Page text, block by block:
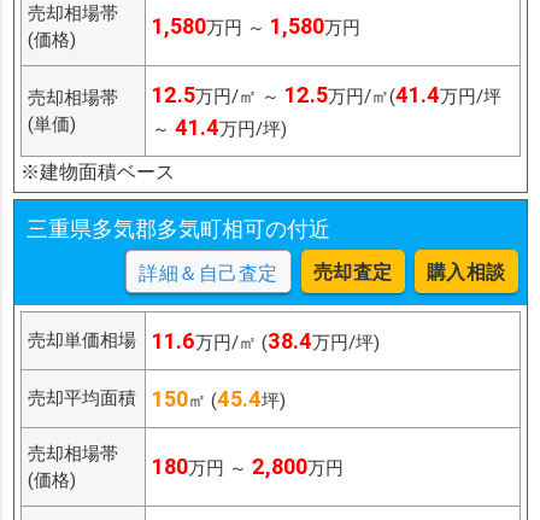
売却相場帯
(価格)
1,580万円 ～ 1,580万円
売却相場帯
(単価)
12.5万円/㎡ ～ 12.5万円/㎡(41.4万円/坪
～ 41.4万円/坪)
※建物面積ベース
三重県多気郡多気町相可の付近
詳細＆自己査定 売却査定 購入相談
売却単価相場 11.6万円/㎡ (38.4万円/坪)
売却平均面積 150㎡ (45.4坪)
売却相場帯
(価格)
180万円 ～ 2,800万円